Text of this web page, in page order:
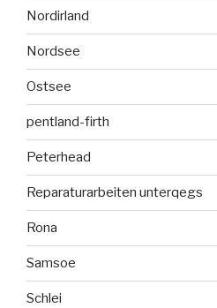
Nordirland
Nordsee
Ostsee
pentland-firth
Peterhead
Reparaturarbeiten unterqegs
Rona
Samsoe
Schlei